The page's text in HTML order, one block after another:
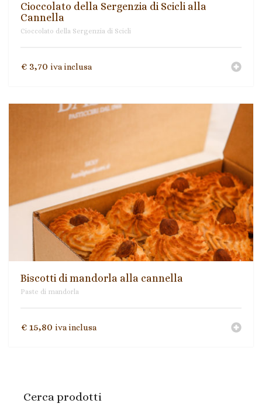
Cioccolato della Sergenzia di Scicli alla
Cannella
Cioccolato della Sergenzia di Scicli
€ 3,70 iva inclusa
Biscotti di mandorla alla cannella
Paste di mandorla
€ 15,80 iva inclusa
Cerca prodotti